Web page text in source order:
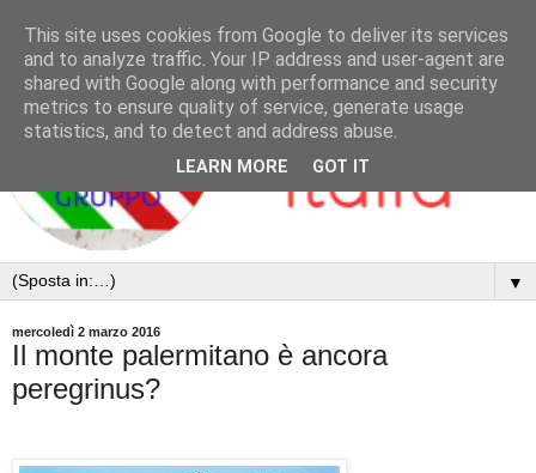
▼
mercoledì 2 marzo 2016
Il monte palermitano è ancora
peregrinus?
This site uses cookies from Google to deliver its services
and to analyze traffic. Your IP address and user-agent are
shared with Google along with performance and security
metrics to ensure quality of service, generate usage
statistics, and to detect and address abuse.
LEARN MORE GOT IT